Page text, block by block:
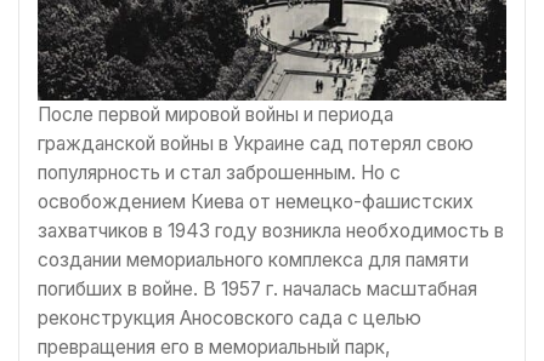
После первой мировой войны и периода
гражданской войны в Украине сад потерял свою
популярность и стал заброшенным. Но с
освобождением Киева от немецко-фашистских
захватчиков в 1943 году возникла необходимость в
создании мемориального комплекса для памяти
погибших в войне. В 1957 г. началась масштабная
реконструкция Аносовского сада с целью
превращения его в мемориальный парк,